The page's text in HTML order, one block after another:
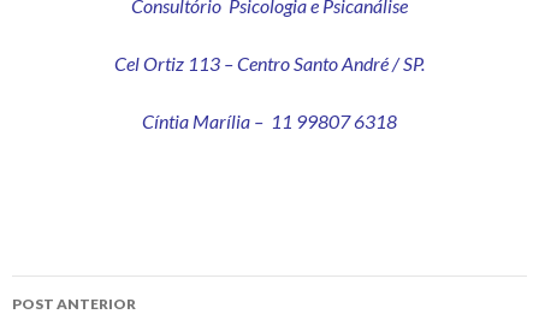
Consultório Psicologia e Psicanálise
Cel Ortiz 113 – Centro Santo André / SP.
Cíntia Marília – 11 99807 6318
POST ANTERIOR